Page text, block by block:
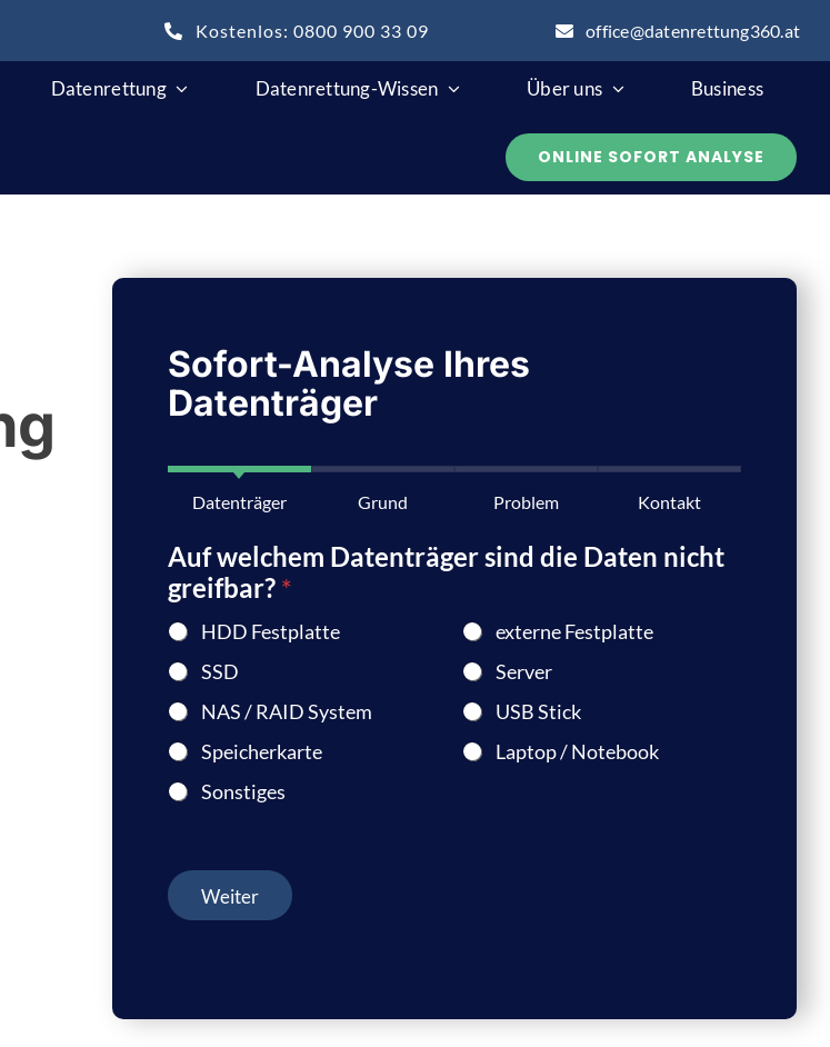
Kostenlos: 0800 900 33 09 office@datenrettung360.at
Datenrettung Datenrettung-Wissen Über uns Business
ONLINE SOFORT ANALYSE
Sofort-Analyse Ihres
Datenträger
Datenträger Grund Problem Kontakt
Auf welchem Datenträger sind die Daten nicht
greifbar? *
HDD Festplatte
externe Festplatte
SSD
Server
NAS / RAID System
USB Stick
Speicherkarte
Laptop / Notebook
Sonstiges
Weiter